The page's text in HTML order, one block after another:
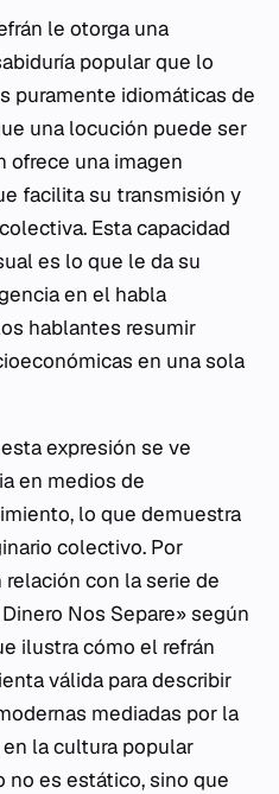
le otorga una
popular que lo
puramente idiomáticas de
una locución puede ser
ofrece una imagen
facilita su transmisión y
Esta capacidad
es lo que le da su
en el habla
hablantes resumir
en una sola
expresión se ve
en medios de
lo que demuestra
colectivo. Por
con la serie de
Nos Separe» según
ilustra cómo el refrán
válida para describir
mediadas por la
la cultura popular
es estático, sino que